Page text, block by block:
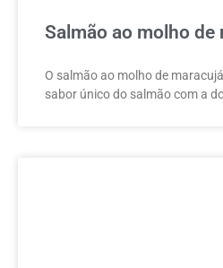
Salmão ao molho de
O salmão ao molho de
sabor único do salmão com a